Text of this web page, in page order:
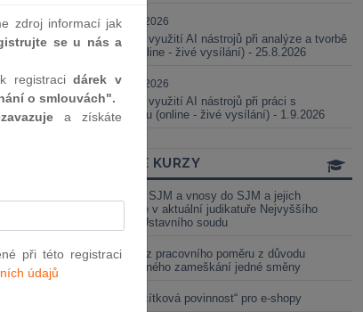
7. 5. 2011
k
o
25.08.2026
Praktické využití AI nástrojů při analýze a tvorbě
smluv (online - živé vysílání) - 25.8.2026
01.09.2026
Praktické využití AI nástrojů při práci s
judikaturou (online - živé vysílání) - 1.9.2026
ONLINE KURZY
Vnosy ze SJM a vnosy do SJM a jejich
valorizace v aktuální judikatuře Nejvyššího
soudu a Ústavního soudu
Výpověď z pracovního poměru z důvodu
neomluveného zameškání jedné směny
Nová „tlačítková povinnost“ pro e-shopy
zdroj informací jak
se u nás a
k registracidárek v
o smlouvách".
a získáte
při této registraci
údajů